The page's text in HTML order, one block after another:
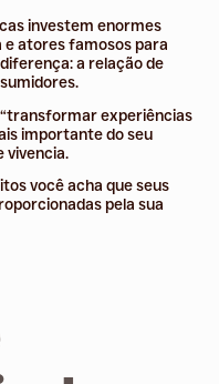
investem enormes
atores famosos para
a relação de
experiências
importante do seu
vivencia.
você acha que seus
pela sua